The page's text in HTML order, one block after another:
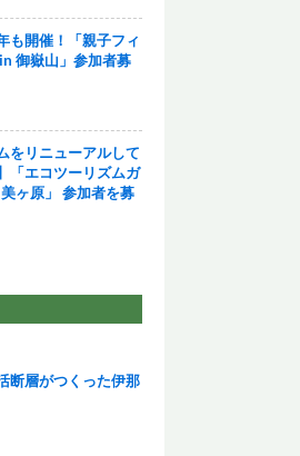
も開催！「親子フィ
御嶽山」参加者募
をリニューアルして
「エコツーリズムガ
ヶ原」 参加者を募
断層がつくった伊那